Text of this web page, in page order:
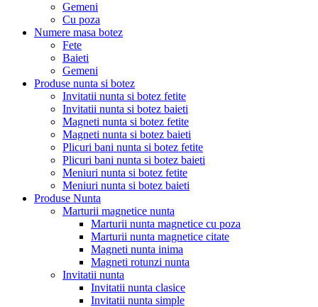
Gemeni
Cu poza
Numere masa botez
Fete
Baieti
Gemeni
Produse nunta si botez
Invitatii nunta si botez fetite
Invitatii nunta si botez baieti
Magneti nunta si botez fetite
Magneti nunta si botez baieti
Plicuri bani nunta si botez fetite
Plicuri bani nunta si botez baieti
Meniuri nunta si botez fetite
Meniuri nunta si botez baieti
Produse Nunta
Marturii magnetice nunta
Marturii nunta magnetice cu poza
Marturii nunta magnetice citate
Magneti nunta inima
Magneti rotunzi nunta
Invitatii nunta
Invitatii nunta clasice
Invitatii nunta simple